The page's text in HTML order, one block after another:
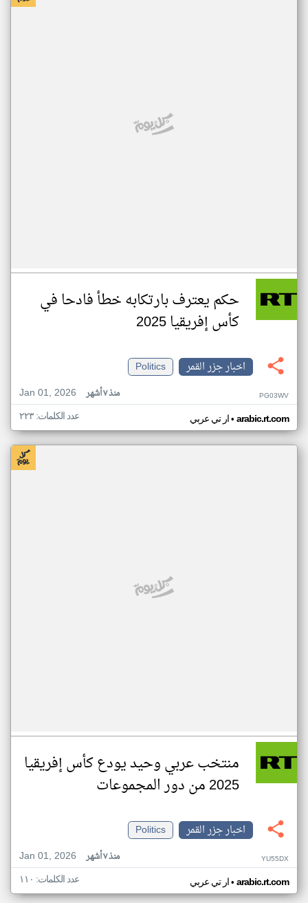
حكم يعترف بارتكابه خطأ فادحا في
كأس إفريقيا 2025
اخبار جزر القمر
Politics
Jan 01, 2026
منذ ٧ أشهر PG03WV
ار تي عربي• arabic.rt.com عدد الكلمات: ٢٢٣
منتخب عربي وحيد يودع كأس إفريقيا
2025 من دور المجموعات
اخبار جزر القمر
Politics
Jan 01, 2026
منذ ٧ أشهر YU55DX
ار تي عربي• arabic.rt.com عدد الكلمات: ١١٠